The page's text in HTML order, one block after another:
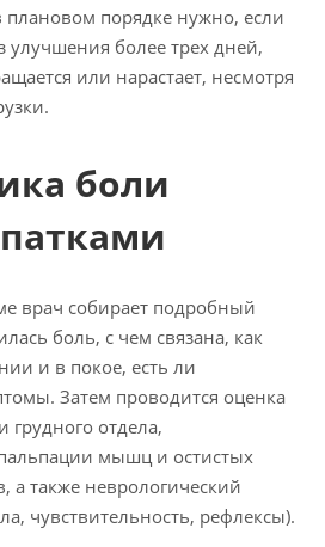
плановом порядке нужно, если
улучшения более трех дней,
или нарастает, несмотря
боли
врач собирает подробный
боль, с чем связана, как
и в покое, есть ли
Затем проводится оценка
грудного отдела,
мышц и остистых
а также неврологический
чувствительность, рефлексы).